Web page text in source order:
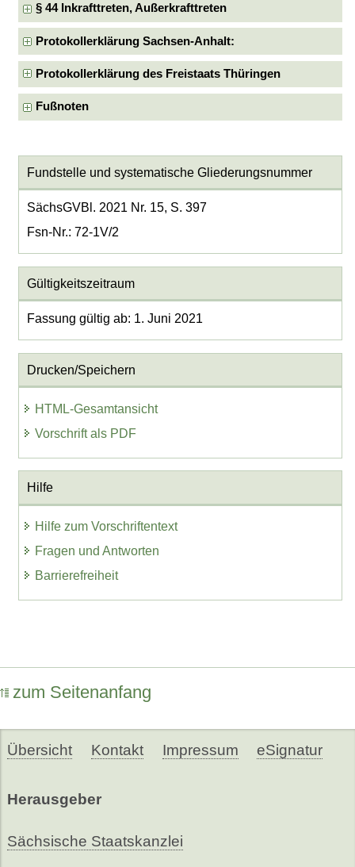
§ 44 Inkrafttreten, Außerkrafttreten
Protokollerklärung Sachsen-Anhalt:
Protokollerklärung des Freistaats Thüringen
Fußnoten
Fundstelle und systematische Gliederungsnummer
SächsGVBl. 2021 Nr. 15, S. 397
Fsn-Nr.: 72-1V/2
Gültigkeitszeitraum
Fassung gültig ab: 1. Juni 2021
Drucken/Speichern
HTML-Gesamtansicht
Vorschrift als PDF
Hilfe
Hilfe zum Vorschriftentext
Fragen und Antworten
Barrierefreiheit
zum Seitenanfang
Übersicht Kontakt Impressum eSignatur
Herausgeber
Sächsische Staatskanzlei